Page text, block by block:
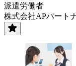
派遣労働者
株式会社APパート